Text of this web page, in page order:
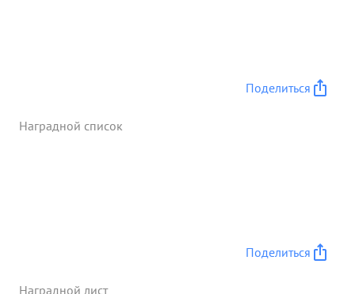
Поделиться
Наградной список
Поделиться
Наградной лист